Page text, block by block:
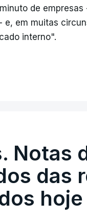
de
e, em muitas
interno".
Notas
das
hoje